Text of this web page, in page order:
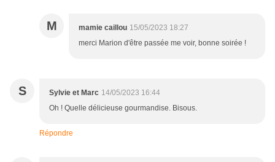
M mamie caillou 15/05/2023 18:27
merci Marion d'être passée me voir, bonne soirée !
S Sylvie et Marc 14/05/2023 16:44
Oh ! Quelle délicieuse gourmandise. Bisous.
Répondre